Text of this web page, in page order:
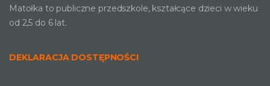
Matołka to publiczne przedszkole, kształcące dzieci w wieku
od 2,5 do 6 lat.
DEKLARACJA DOSTĘPNOŚCI